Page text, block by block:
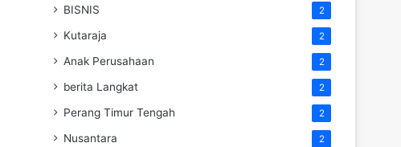
BISNIS 2
Kutaraja 2
Anak Perusahaan 2
berita Langkat 2
Perang Timur Tengah 2
Nusantara 2